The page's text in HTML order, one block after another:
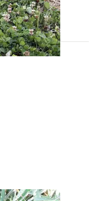
de...